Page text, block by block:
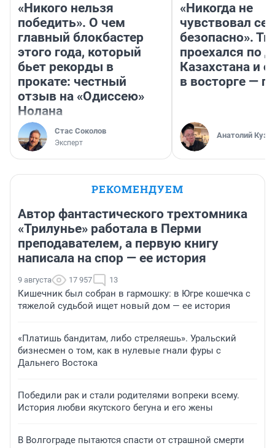
«Никого нельзя
победить». О чем
главный блокбастер
этого года, который
бьет рекорды в
прокате: честный
отзыв на «Одиссею»
Нолана
Стас Соколов
Эксперт
«Никогда не
чувствовал
безопасно».
проехался по
Казахстана и
в восторге —
Анатолий
РЕКОМЕНДУЕМ
Автор фантастического трехтомника
«Трилунье» работала в Перми
преподавателем, а первую книгу
написала на спор — ее история
9 августа 17 957 13
Кишечник был собран в гармошку: в Югре кошечка с
тяжелой судьбой ищет новый дом — ее история
«Платишь бандитам, либо стреляешь». Уральский
бизнесмен о том, как в нулевые гнали фуры с
Дальнего Востока
Победили рак и стали родителями вопреки всему.
История любви якутского бегуна и его жены
В Волгограде пытаются спасти от страшной смерти